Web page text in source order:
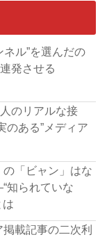
ル”を選んだの
発させる
のリアルな接
のある”メディア
「ビャン」はな
知られていな
は
掲載記事の二次利